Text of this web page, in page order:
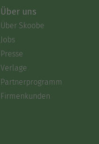
Über uns
Über Skoobe
Jobs
Presse
Verlage
Partnerprogramm
Firmenkunden